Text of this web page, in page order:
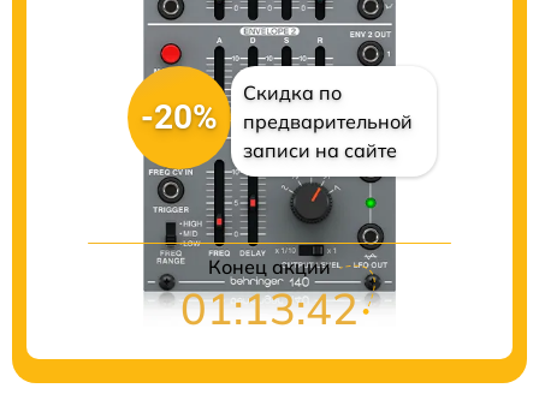
-20%
Скидка по
предварительной
записи на сайте
Конец акции
01:13:41